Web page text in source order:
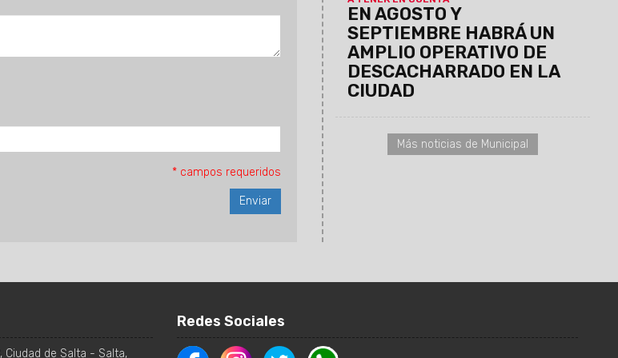
* campos requeridos
EN AGOSTO Y
SEPTIEMBRE HABRÁ UN
AMPLIO OPERATIVO DE
DESCACHARRADO EN LA
CIUDAD
Más noticias de Municipal
, Ciudad de Salta - Salta,
Redes Sociales